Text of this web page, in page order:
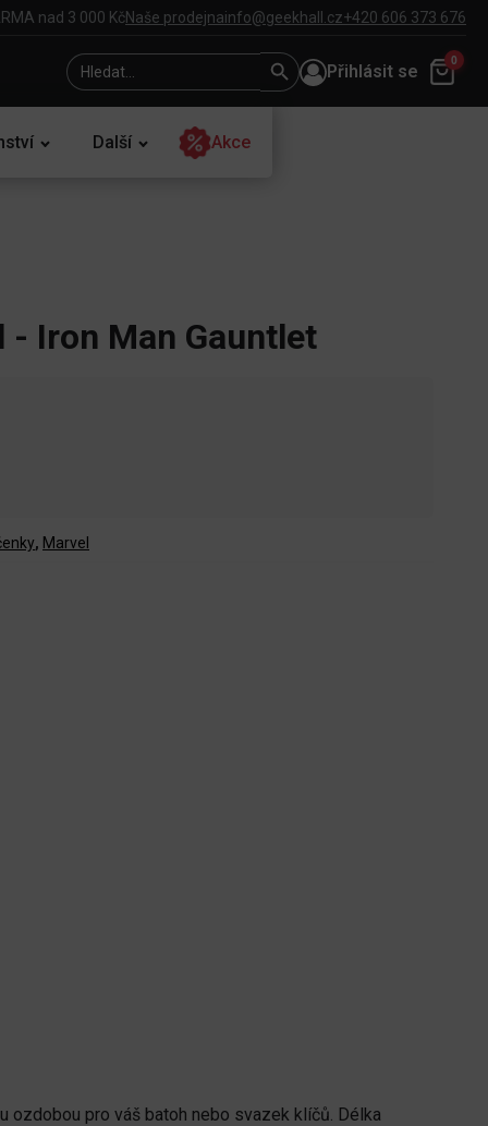
nad 3 000 KčNaše prodejnainfo@geekhall.cz+420 606 373 676
Search
for:
Search
Button
Přihlásit se
0
Další Akce
- Iron Man Gauntlet
, Marvel
ozdobou pro váš batoh nebo svazek klíčů. Délka